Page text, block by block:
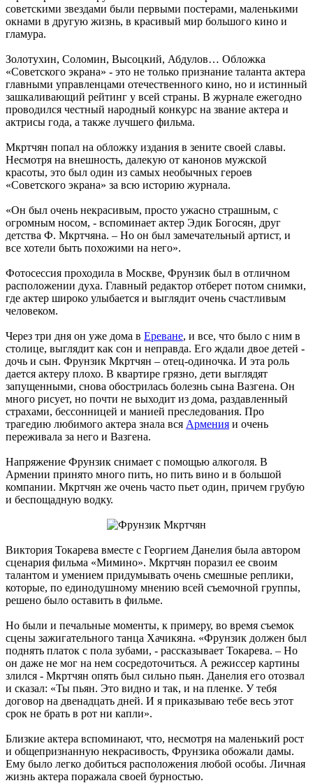
советскими звездами были первыми постерами, маленькими
окнами в другую жизнь, в красивый мир большого кино и
гламура.
Золотухин, Соломин, Высоцкий, Абдулов… Обложка
«Советского экрана» - это не только признание таланта актера
главными управленцами отечественного кино, но и истинный
зашкаливающий рейтинг у всей страны. В журнале ежегодно
проводился честный народный конкурс на звание актера и
актрисы года, а также лучшего фильма.
Мкртчян попал на обложку издания в зените своей славы.
Несмотря на внешность, далекую от канонов мужской
красоты, это был один из самых необычных героев
«Советского экрана» за всю историю журнала.
«Он был очень некрасивым, просто ужасно страшным, с
огромным носом, - вспоминает актер Эдик Богосян, друг
детства Ф. Мкртчяна. – Но он был замечательный артист, и
все хотели быть похожими на него».
Фотосессия проходила в Москве, Фрунзик был в отличном
расположении духа. Главный редактор отберет потом снимки,
где актер широко улыбается и выглядит очень счастливым
человеком.
Через три дня он уже дома в Ереване, и все, что было с ним в
столице, выглядит как сон и неправда. Его ждали двое детей -
дочь и сын. Фрунзик Мкртчян – отец-одиночка. И эта роль
дается актеру плохо. В квартире грязно, дети выглядят
запущенными, снова обострилась болезнь сына Вазгена. Он
много рисует, но почти не выходит из дома, раздавленный
страхами, бессонницей и манией преследования. Про
трагедию любимого актера знала вся Армения и очень
переживала за него и Вазгена.
Напряжение Фрунзик снимает с помощью алкоголя. В
Армении принято много пить, но пить вино и в большой
компании. Мкртчян же очень часто пьет один, причем грубую
и беспощадную водку.
Виктория Токарева вместе с Георгием Данелия была автором
сценария фильма «Мимино». Мкртчян поразил ее своим
талантом и умением придумывать очень смешные реплики,
которые, по единодушному мнению всей съемочной группы,
решено было оставить в фильме.
Но были и печальные моменты, к примеру, во время съемок
сцены зажигательного танца Хачикяна. «Фрунзик должен был
поднять платок с пола зубами, - рассказывает Токарева. – Но
он даже не мог на нем сосредоточиться. А режиссер картины
злился - Мкртчян опять был сильно пьян. Данелия его отозвал
и сказал: «Ты пьян. Это видно и так, и на пленке. У тебя
договор на двенадцать дней. И я приказываю тебе весь этот
срок не брать в рот ни капли».
Близкие актера вспоминают, что, несмотря на маленький рост
и общепризнанную некрасивость, Фрунзика обожали дамы.
Ему было легко добиться расположения любой особы. Личная
жизнь актера поражала своей бурностью.